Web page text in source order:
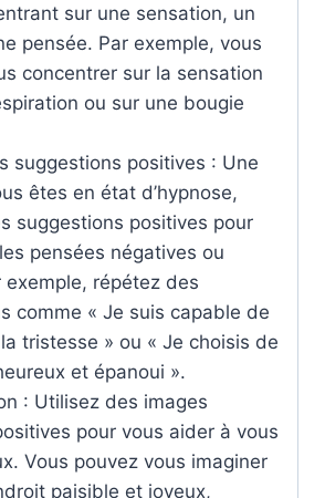
sur une sensation, un
pensée. Par exemple, vous
concentrer sur la sensation
ou sur une bougie
suggestions positives : Une
êtes en état d’hypnose,
suggestions positives pour
pensées négatives ou
exemple, répétez des
comme « Je suis capable de
tristesse » ou « Je choisis de
et épanoui ».
: Utilisez des images
pour vous aider à vous
Vous pouvez vous imaginer
paisible et joyeux,